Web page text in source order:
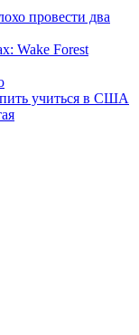
провести два
Wake Forest
учиться в США